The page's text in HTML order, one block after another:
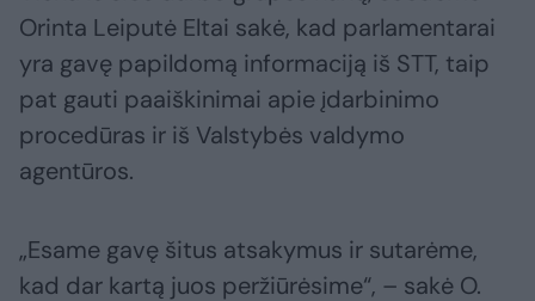
Orinta Leiputė Eltai sakė, kad parlamentarai
yra gavę papildomą informaciją iš STT, taip
pat gauti paaiškinimai apie įdarbinimo
procedūras ir iš Valstybės valdymo
agentūros.
„Esame gavę šitus atsakymus ir sutarėme,
kad dar kartą juos peržiūrėsime“, – sakė O.